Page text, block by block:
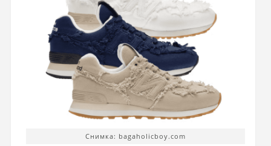
Снимка: bagaholicboy.com